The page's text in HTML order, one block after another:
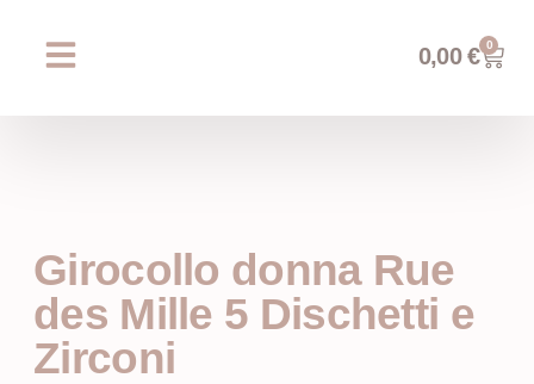
0,00€ 0
Girocollo donna Rue
des Mille 5 Dischetti e
Zirconi